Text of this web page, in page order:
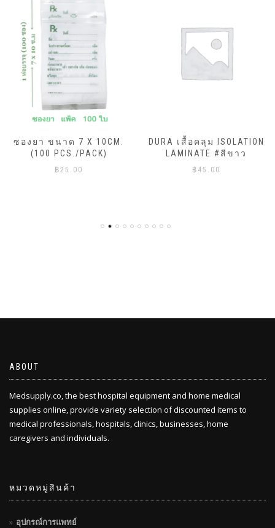
ซองยา ขนาด 7 X 10CM.
(100 PCS./PACK)
฿25.00
DURA เสื้อคลุม ISOLATION
LAMINATE #สีขาว
฿ 45.00
ABOUT
Medsupply.co, the best hospital equipment and home medical
supplies online, provide variety selection of discounted items to
medical professionals, hospitals, clinics, businesses, home
caregivers and individuals.
หมวดหมู่สินค้า
อุปกรณ์การแพทย์